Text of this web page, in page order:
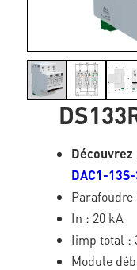
DAC1-
Parafoudre
In : 20 kA
Iimp total :
Module